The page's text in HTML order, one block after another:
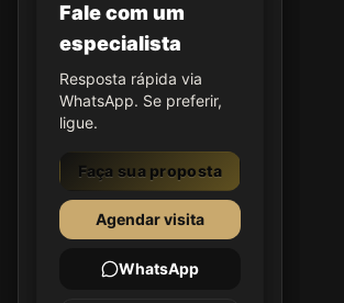
Fale com um
especialista
Resposta rápida via
WhatsApp. Se preferir,
ligue.
Faça sua proposta
Agendar visita
WhatsApp